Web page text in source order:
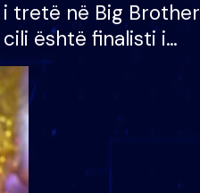
tretë në Big Brother
cili është finalisti i
që lë shtëpinë